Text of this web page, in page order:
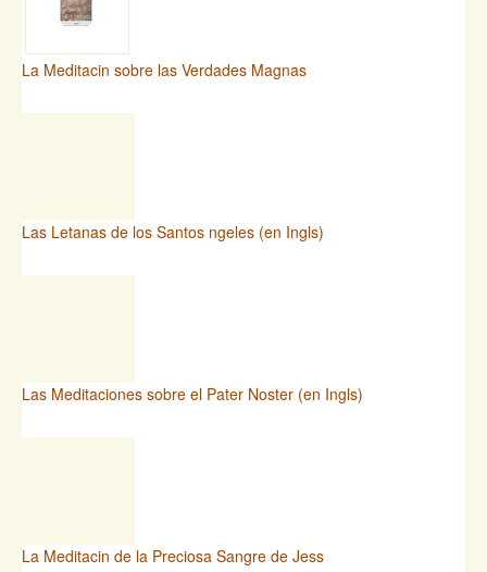
La Meditacin sobre las Verdades Magnas
Las Letanas de los Santos ngeles (en Ingls)
Las Meditaciones sobre el Pater Noster (en Ingls)
La Meditacin de la Preciosa Sangre de Jess